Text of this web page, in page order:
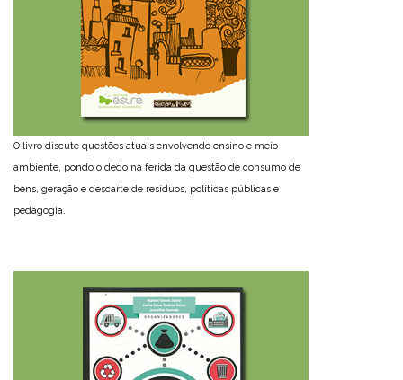
O livro discute questões atuais envolvendo ensino e meio
ambiente, pondo o dedo na ferida da questão de consumo de
bens, geração e descarte de resíduos, políticas públicas e
pedagogia.